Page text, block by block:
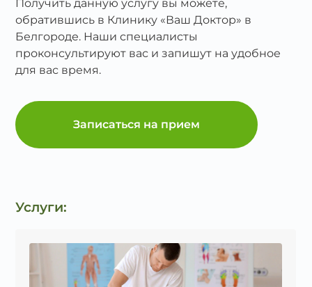
Получить данную услугу вы можете,
обратившись в Клинику «Ваш Доктор» в
Белгороде. Наши специалисты
проконсультируют вас и запишут на удобное
для вас время.
Записаться на прием
Услуги: